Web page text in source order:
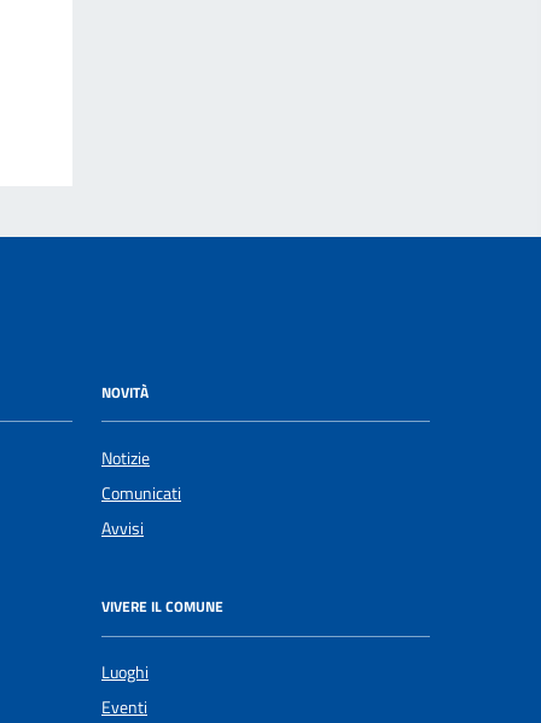
NOVITÀ
Notizie
Comunicati
Avvisi
VIVERE IL COMUNE
Luoghi
Eventi